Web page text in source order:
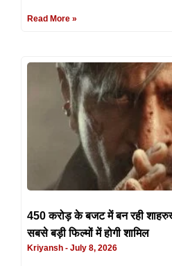
Read More »
450 करोड़ के बजट में बन रही
सबसे बड़ी फिल्मों में होगी शामिल
Kriyansh July 8, 2026